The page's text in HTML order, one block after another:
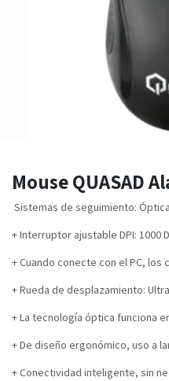
Mouse QUASAD
Sistemas de seguimiento:
+ Interruptor ajustable DPI: 1000
+ Cuando conecte con el PC,
+ Rueda de desplazamiento:
+ La tecnología óptica funciona
+ De diseño ergonómico, uso a
+ Conectividad inteligente, sin